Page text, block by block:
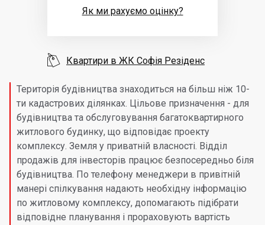
Територія будівництва знаходиться на більш ніж 10-
ти кадастрових ділянках. Цільове призначення - для
будівництва та обслуговування багатоквартирного
житлового будинку, що відповідає проекту
комплексу. Земля у приватній власності. Відділ
продажів для інвесторів працює безпосередньо біля
будівництва. По телефону менеджери в привітній
манері спілкування надають необхідну інформацію
по житловому комплексу, допомагають підібрати
відповідне планування і прораховують вартість
Як ми рахуємо оцінку?
 Квартири в ЖК Софія Резіденс